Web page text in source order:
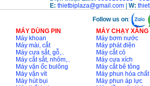
E: thietbiplaza@gmail.com W:
Follow us on:
MÁY DÙNG PIN
Máy khoan
Máy mài, cắt
Máy cưa sắt, gỗ,..
Máy cắt sắt, nhôm,..
Máy vặn ốc bulông
Máy vặn vít
Máy hút bụi
MÁY CHẠY
Máy bơm nước
Máy phát điện
Máy cắt cỏ
Máy cưa xích
Máy cắt bê tông
Máy phun hóa chất
Máy phun áp lực